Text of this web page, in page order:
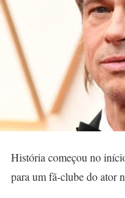
História começou no
para um fã-clube do ator